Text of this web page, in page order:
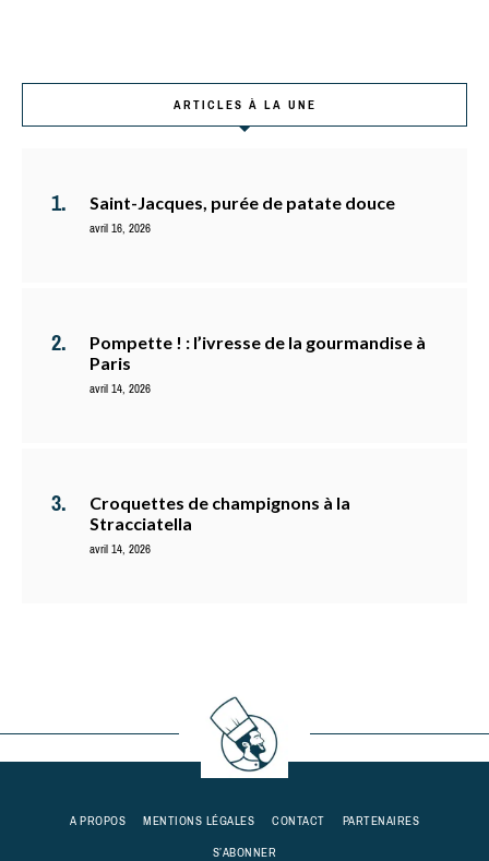
ARTICLES À LA UNE
Saint-Jacques, purée de patate douce
avril 16, 2026
Pompette ! : l’ivresse de la gourmandise à
Paris
avril 14, 2026
Croquettes de champignons à la
Stracciatella
avril 14, 2026
A PROPOS MENTIONS LÉGALES CONTACT
PARTENAIRES
S’ABONNER